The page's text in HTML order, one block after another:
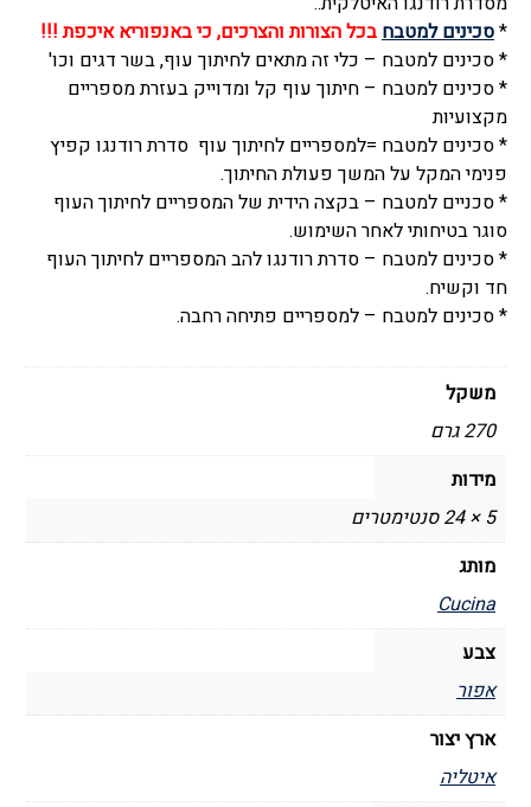
רודנגו,
קוצ'ינה
-
Cucina
*סכינים למטבחבכל הצורות והצרכים, כי באנפוריא איכפת !!!
* סכינים למטבח – כלי זה מתאים לחיתוך עוף, בשר דגים וכו'
* סכינים למטבח – חיתוך עוף קל ומדוייק בעזרת מספריים
מקצועיות
* סכינים למטבח =למספריים לחיתוך עוף סדרת רודנגו קפיץ
פנימי המקל על המשך פעולת החיתוך.
* סכניים למטבח – בקצה הידית של המספריים לחיתוך העוף
סוגר בטיחותי לאחר השימוש.
* סכינים למטבח – סדרת רודנגו להב המספריים לחיתוך העוף
חד וקשיח.
* סכינים למטבח – למספריים פתיחה רחבה.
משקל
270 גרם
מידות
5 × 24 סנטימטרים
מותג
Cucina
צבע
אפור
ארץ יצור
איטליה